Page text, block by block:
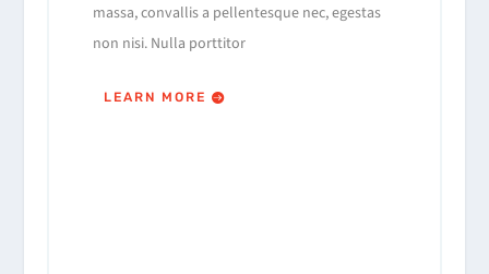
massa, convallis a pellentesque nec, egestas
non nisi. Nulla porttitor
LEARN MORE